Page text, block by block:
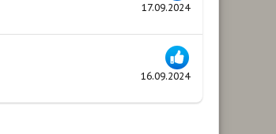
17.09.2024
16.09.2024